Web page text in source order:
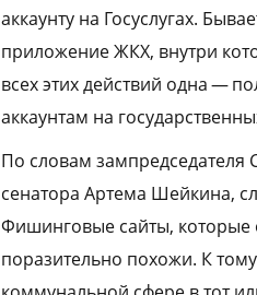
аккаунту на Госуслугах.
приложение ЖКХ, внутри
всех этих действий одна —
аккаунтам на
По словам
сенатора Артема Шейкина,
Фишинговые сайты, которые
поразительно похожи. К